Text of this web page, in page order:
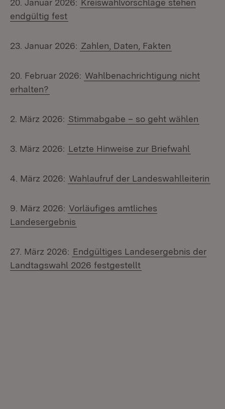
20. Januar 2026: Kreiswahlvorschläge stehen
endgültig fest
23. Januar 2026: Zahlen, Daten, Fakten
20. Februar 2026: Wahlbenachrichtigung nicht
erhalten?
2. März 2026: Stimmabgabe – so geht wählen
3. März 2026: Letzte Hinweise zur Briefwahl
4. März 2026: Wahlaufruf der Landeswahlleiterin
9. März 2026: Vorläufiges amtliches
Landesergebnis
27. März 2026: Endgültiges Landesergebnis der
Landtagswahl 2026 festgestellt